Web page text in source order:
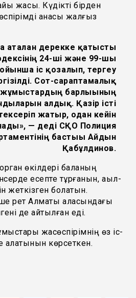
жақсы. Күдікті бірден
анасы жалғыз
аталған дерекке қатысты
24-ші және 99-шы
іс қозғалып, тергеу
Сот-сараптамалық
жұмыстардың барлығының
алдық. Қазір істі
жатыр, одан кейін
— деді СҚО Полиция
бастығы Айдын
Қабұлдинов.
өкілдері баланың
есепте тұрғанын, ақыл-
жеткізген болатын.
рет Алматы қаласындағы
де айтылған еді.
жасөспірімнің өз іс-
алатынын көрсеткен.